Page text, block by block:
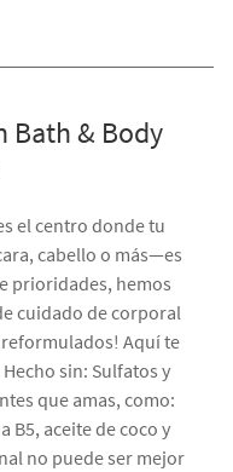
Bath & Body
el centro donde tu
cabello o más—es
prioridades, hemos
cuidado de corporal
Aquí te
sin: Sulfatos y
que amas, como:
B5, aceite de coco y
no puede ser mejor